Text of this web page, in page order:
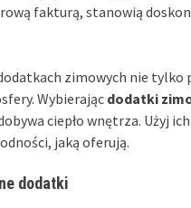
fakturą, stanowią
zimowych nie
Wybierając dodatki
ciepło wnętrza. Użyj
jaką oferują.
dodatki